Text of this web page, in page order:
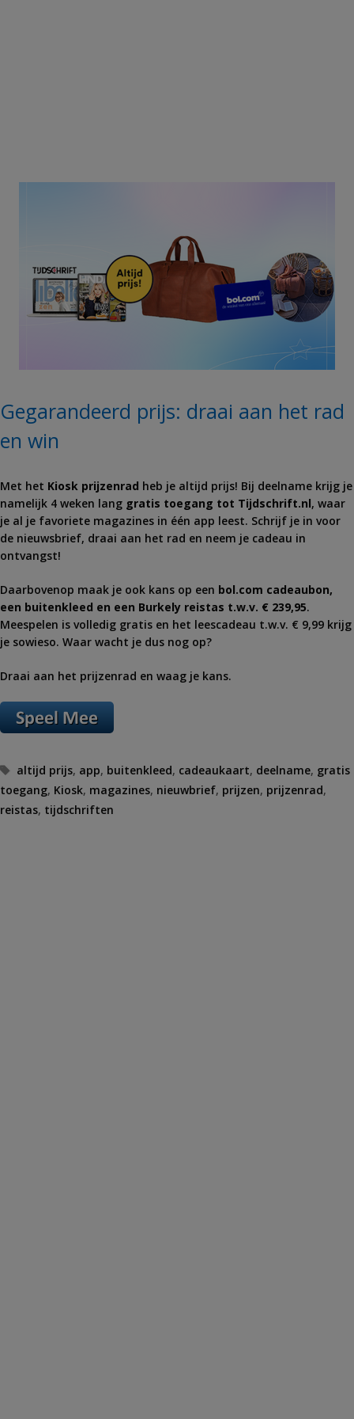
Gegarandeerd prijs: draai aan het rad
en win
Met het Kiosk prijzenrad heb je altijd prijs! Bij deelname krijg je
namelijk 4 weken lang gratis toegang tot Tijdschrift.nl, waar
je al je favoriete magazines in één app leest. Schrijf je in voor
de nieuwsbrief, draai aan het rad en neem je cadeau in
ontvangst!
Daarbovenop maak je ook kans op een bol⁣.com cadeaubon,
een buitenkleed en een Burkely reistas t.w.v. € 239,95.
Meespelen is volledig gratis en het leescadeau t.w.v. € 9,99 krijg
je sowieso. Waar wacht je dus nog op?
Draai aan het prijzenrad en waag je kans.
Tags
altijd prijs, app, buitenkleed, cadeaukaart, deelname, gratis
toegang, Kiosk, magazines, nieuwbrief, prijzen, prijzenrad,
reistas, tijdschriften